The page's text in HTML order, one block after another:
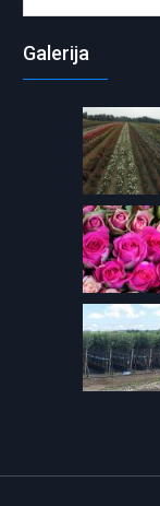
Galerija